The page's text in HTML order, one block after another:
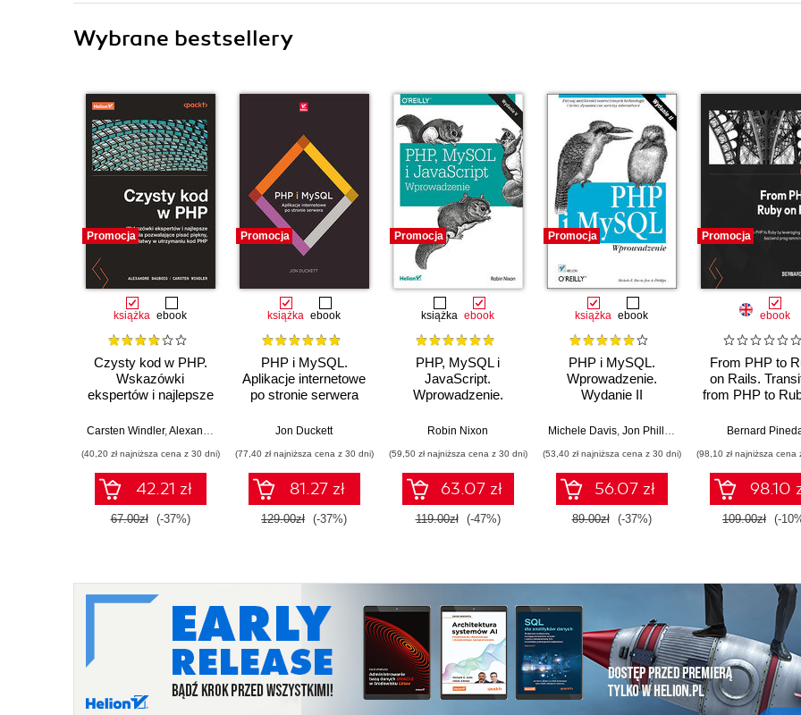
Wybrane bestsellery
Promocja
książka ebook
Czysty kod w PHP.
Wskazówki
ekspertów i najlepsze
pozwalające pisać
łatwy w utrzymaniu
kod PHP
Carsten Windler,Alexandre Daubois
(40,20 zł najniższa cena z 30 dni)
42.21 zł
67.00zł (-37%)
Promocja
książka ebook
PHP i MySQL.
Aplikacje internetowe
po stronie serwera
Jon Duckett
(77,40 zł najniższa cena z 30 dni)
81.27 zł
129.00zł (-37%)
Promocja
książka ebook
PHP, MySQL i
JavaScript.
Wprowadzenie.
Robin Nixon
(59,50 zł najniższa cena z 30 dni)
63.07 zł
119.00zł (-47%)
Promocja
książka ebook
PHP i MySQL.
Wprowadzenie.
Wydanie II
Michele Davis, Jon Phillips
(53,40 zł najniższa cena z 30 dni)
56.07 zł
89.00zł (-37%)
Promocja
ebook
From PHP to
on Rails.
from PHP to
existing
knowledge
Bernard
(98,10 zł najniższa cena
98.10
109.00zł (-